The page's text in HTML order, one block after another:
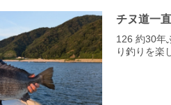
チヌ道一
126 約30年
り釣りを楽